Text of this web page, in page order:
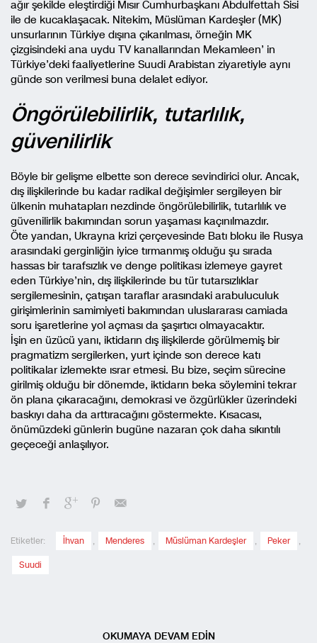
ağır şekilde eleştirdiği Mısır Cumhurbaşkanı Abdulfettah Sisi
ile de kucaklaşacak. Nitekim, Müslüman Kardeşler (MK)
unsurlarının Türkiye dışına çıkarılması, örneğin MK
çizgisindeki ana uydu TV kanallarından Mekamleen’ in
Türkiye’deki faaliyetlerine Suudi Arabistan ziyaretiyle aynı
günde son verilmesi buna delalet ediyor.
Öngörülebilirlik, tutarlılık,
güvenilirlik
Böyle bir gelişme elbette son derece sevindirici olur. Ancak,
dış ilişkilerinde bu kadar radikal değişimler sergileyen bir
ülkenin muhatapları nezdinde öngörülebilirlik, tutarlılık ve
güvenilirlik bakımından sorun yaşaması kaçınılmazdır.
Öte yandan, Ukrayna krizi çerçevesinde Batı bloku ile Rusya
arasındaki gerginliğin iyice tırmanmış olduğu şu sırada
hassas bir tarafsızlık ve denge politikası izlemeye gayret
eden Türkiye’nin, dış ilişkilerinde bu tür tutarsızlıklar
sergilemesinin, çatışan taraflar arasındaki arabuluculuk
girişimlerinin samimiyeti bakımından uluslararası camiada
soru işaretlerine yol açması da şaşırtıcı olmayacaktır.
İşin en üzücü yanı, iktidarın dış ilişkilerde görülmemiş bir
pragmatizm sergilerken, yurt içinde son derece katı
politikalar izlemekte ısrar etmesi. Bu bize, seçim sürecine
girilmiş olduğu bir dönemde, iktidarın beka söylemini tekrar
ön plana çıkaracağını, demokrasi ve özgürlükler üzerindeki
baskıyı daha da arttıracağını göstermekte. Kısacası,
önümüzdeki günlerin bugüne nazaran çok daha sıkıntılı
geçeceği anlaşılıyor.
Etiketler: İhvan , Menderes , Müslüman Kardeşler , Peker ,
Suudi
OKUMAYA DEVAM EDİN